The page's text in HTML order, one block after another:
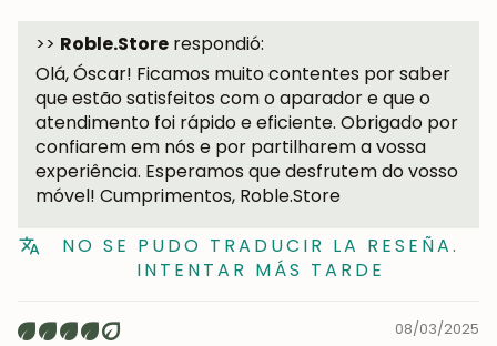
>> Roble.Store respondió:
Olá, Óscar! Ficamos muito contentes por saber
que estão satisfeitos com o aparador e que o
atendimento foi rápido e eficiente. Obrigado por
confiarem em nós e por partilharem a vossa
experiência. Esperamos que desfrutem do vosso
móvel! Cumprimentos, Roble.Store
NO SE PUDO TRADUCIR LA RESEÑA.
INTENTAR MÁS TARDE
08/03/2025
Subscrever-me